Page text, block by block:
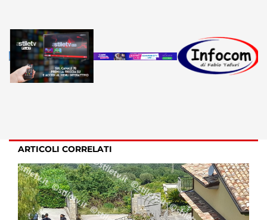
ARTICOLI CORRELATI